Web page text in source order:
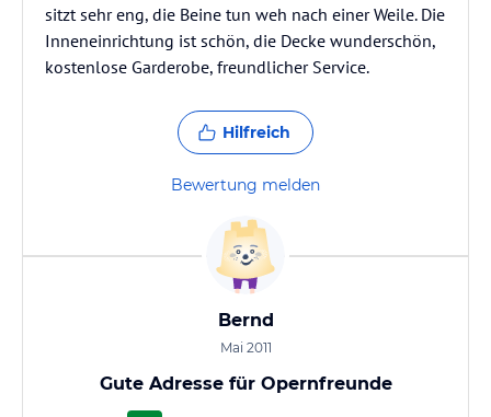
sitzt sehr eng, die Beine tun weh nach einer Weile. Die
Inneneinrichtung ist schön, die Decke wunderschön,
kostenlose Garderobe, freundlicher Service.
Hilfreich
Bewertung melden
Bernd
Mai 2011
Gute Adresse für Opernfreunde